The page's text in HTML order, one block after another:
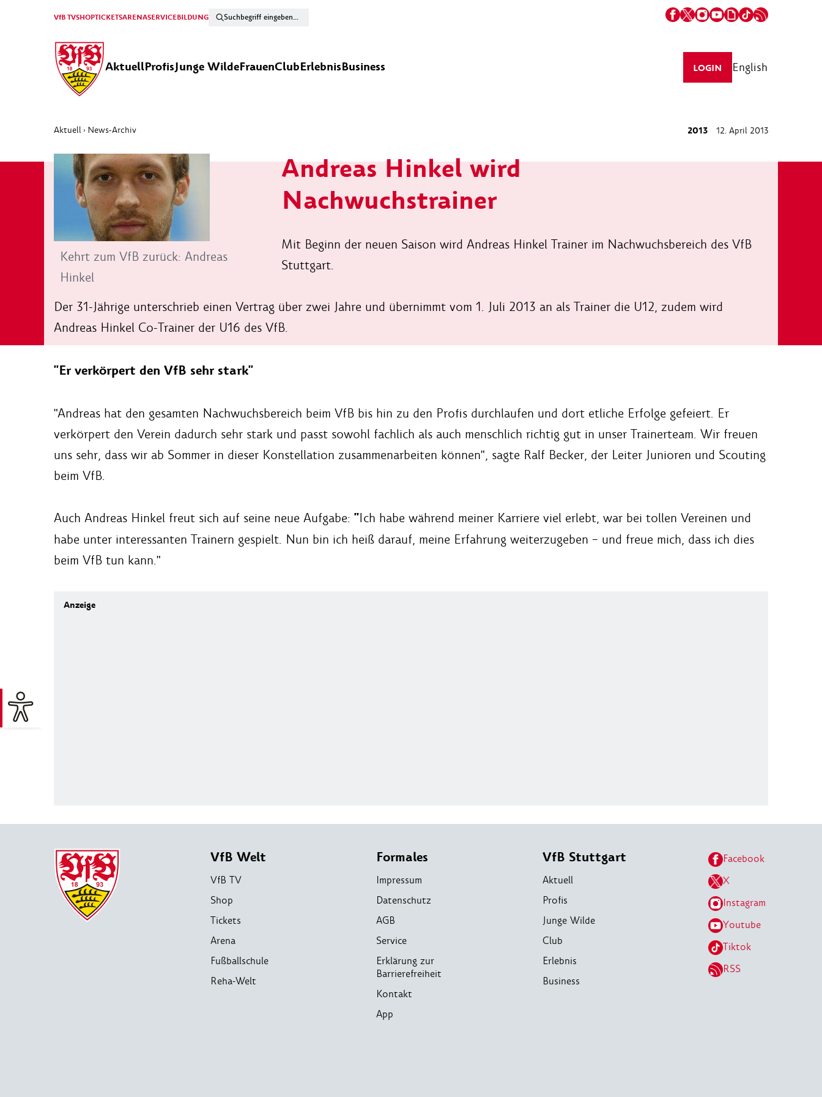
VfB TVSHOPTICKETSARENASERVICEBILDUNG
AktuellProfisJunge WildeFrauenClubErlebnisBusiness LOGIN English
Aktuell › News-Archiv 2013 12. April 2013
Kehrt zum VfB zurück: Andreas
Hinkel
Andreas Hinkel wird
Nachwuchstrainer
Mit Beginn der neuen Saison wird Andreas Hinkel Trainer im Nachwuchsbereich des VfB
Stuttgart.
Der 31-Jährige unterschrieb einen Vertrag über zwei Jahre und übernimmt vom 1. Juli 2013 an als Trainer die U12, zudem wird
Andreas Hinkel Co-Trainer der U16 des VfB.
"Er verkörpert den VfB sehr stark"
"Andreas hat den gesamten Nachwuchsbereich beim VfB bis hin zu den Profis durchlaufen und dort etliche Erfolge gefeiert. Er
verkörpert den Verein dadurch sehr stark und passt sowohl fachlich als auch menschlich richtig gut in unser Trainerteam. Wir freuen
uns sehr, dass wir ab Sommer in dieser Konstellation zusammenarbeiten können", sagte Ralf Becker, der Leiter Junioren und Scouting
beim VfB.
Auch Andreas Hinkel freut sich auf seine neue Aufgabe: "Ich habe während meiner Karriere viel erlebt, war bei tollen Vereinen und
habe unter interessanten Trainern gespielt. Nun bin ich heiß darauf, meine Erfahrung weiterzugeben – und freue mich, dass ich dies
beim VfB tun kann."
VfB Welt
VfB TV
Shop
Tickets
Arena
Fußballschule
Reha-Welt
Formales
Impressum
Datenschutz
AGB
Service
Erklärung zur
Barrierefreiheit
Kontakt
App
VfB Stuttgart
Aktuell
Profis
Junge Wilde
Club
Erlebnis
Business
Facebook
X
Instagram
Youtube
Tiktok
RSS